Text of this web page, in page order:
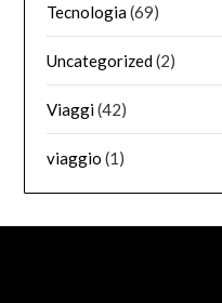
Tecnologia(69)
Uncategorized(2)
Viaggi(42)
viaggio (1)